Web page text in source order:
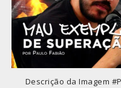
Descrição da Imagem